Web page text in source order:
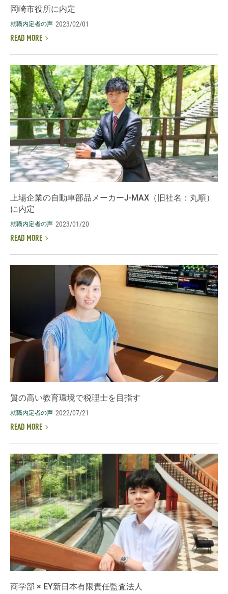
岡崎市役所に内定
就職内定者の声 2023/02/01
READ MORE
上場企業の自動車部品メーカーJ-MAX（旧社名：丸順）
に内定
就職内定者の声 2023/01/20
READ MORE
質の高い教育環境で税理士を目指す
就職内定者の声 2022/07/21
READ MORE
商学部 × EY新日本有限責任監査法人